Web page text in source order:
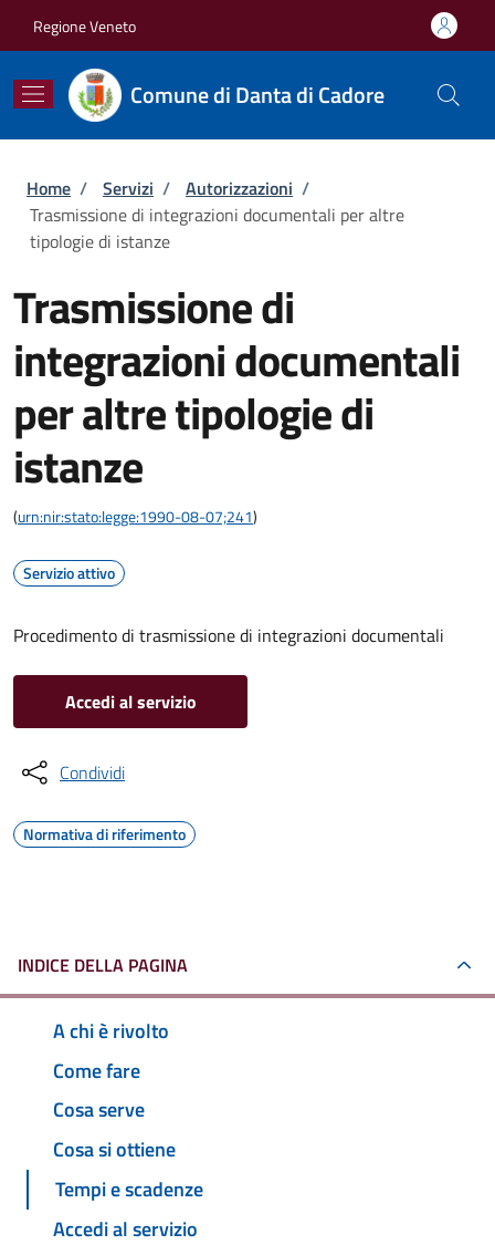
Regione Veneto
Comune di Danta di Cadore
Briciole di pane
Home / Servizi / Autorizzazioni /
Trasmissione di integrazioni documentali per altre
tipologie di istanze
Trasmissione di
integrazioni documentali
per altre tipologie di
istanze
(urn:nir:stato:legge:1990-08-07;241)
Servizio attivo
Procedimento di trasmissione di integrazioni documentali
Accedi al servizio
Condividi
Normativa di riferimento
INDICE DELLA PAGINA
A chi è rivolto
Come fare
Cosa serve
Cosa si ottiene
Tempi e scadenze
Accedi al servizio